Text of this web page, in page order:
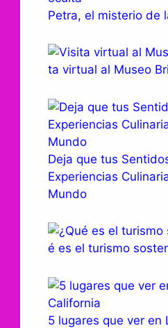
Petra, el misterio de
ta virtual al Museo
Deja que tus
Experiencias
Mundo
é es el turismo
5 lugares que ver en